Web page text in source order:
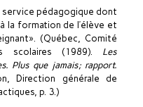
service pédagogique dont
la formation de l’élève et
(Québec, Comité
scolaires (1989). Les
Plus que jamais; rapport.
Direction générale de
p. 3.)